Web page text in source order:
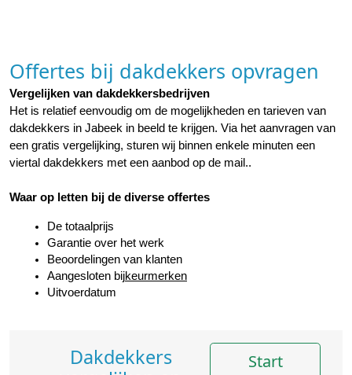
Offertes bij dakdekkers opvragen
Vergelijken van dakdekkersbedrijven
Het is relatief eenvoudig om de mogelijkheden en tarieven van
dakdekkers in Jabeek in beeld te krijgen. Via het aanvragen van
een gratis vergelijking, sturen wij binnen enkele minuten een
viertal dakdekkers met een aanbod op de mail..
Waar op letten bij de diverse offertes
De totaalprijs
Garantie over het werk
Beoordelingen van klanten
Aangesloten bijkeurmerken
Uitvoerdatum
Dakdekkers
Start